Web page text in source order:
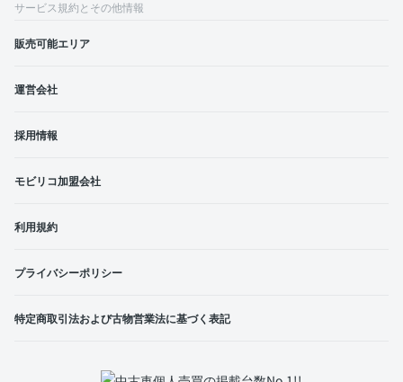
サービス規約とその他情報
販売可能エリア
運営会社
採用情報
モビリコ加盟会社
利用規約
プライバシーポリシー
特定商取引法および古物営業法に基づく表記